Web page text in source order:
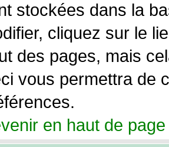
stockées dans la
cliquez sur le
des pages, mais
vous permettra de
en haut de page